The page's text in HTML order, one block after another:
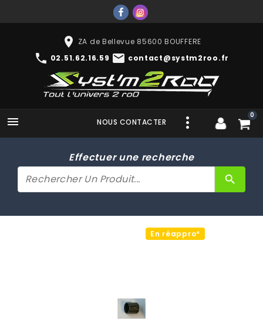
place ZA de Bellevue 85600 BOUFFERE
phone 02.51.62.16.59 mail contact@systm2roo.fr
 0
NOUS CONTACTER
Effectuer une recherche
search
En réappro*